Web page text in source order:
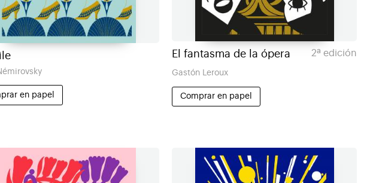
en papel
El fantasma de la ópera 2ª edición
Gastón Leroux
Comprar en papel